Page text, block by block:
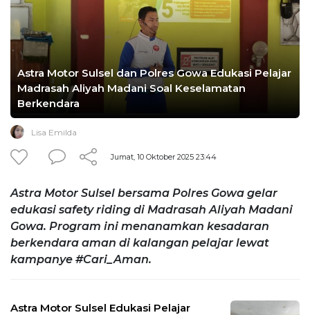
Astra Motor Sulsel dan Polres Gowa Edukasi Pelajar
Madrasah Aliyah Madani Soal Keselamatan
Berkendara
Lisa Emilda
Jumat, 10 Oktober 2025 23:44
Astra Motor Sulsel bersama Polres Gowa gelar
edukasi safety riding di Madrasah Aliyah Madani
Gowa. Program ini menanamkan kesadaran
berkendara aman di kalangan pelajar lewat
kampanye #Cari_Aman.
Astra Motor Sulsel Edukasi Pelajar